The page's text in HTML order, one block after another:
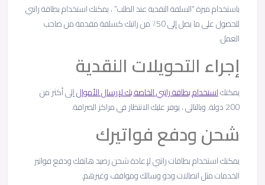
باستخدام ميزة “السلفة النقدية عند الطلب” ، يمكنك استخدام بطاقة راتبي
للحصول على ما يصل إلى 50٪ من راتبك كسلفة مقدمة من صاحب
العمل.
إجراء التحويلات النقدية
يمكنكاستخدام بطاقة راتبي الخاصة بك لإرسال الأموالإلى أكثر من
200 دولة. وبالتالي ، يوفر عليك الانتظار في مراكز الصرافة.
شحن ودفع فواتيرك
يمكنك استخدام بطاقات راتبي لإعادة شحن رصيد هاتفك ودفع فواتير
الخدمات مثل اتصالات ودو وسالك ومواقف وغيرهم.